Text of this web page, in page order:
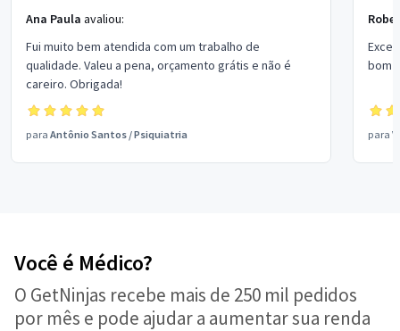
Ana Paula avaliou:
Fui muito bem atendida com um trabalho de
qualidade. Valeu a pena, orçamento grátis e não é
careiro. Obrigada!
para Antônio Santos /Psiquiatria
bom
para
Você é Médico?
O GetNinjas recebe mais de 250 mil pedidos
por mês e pode ajudar a aumentar sua renda